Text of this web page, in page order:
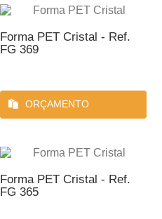
Forma PET Cristal - Ref.
FG 369
ORÇAMENTO
Forma PET Cristal - Ref.
FG 365